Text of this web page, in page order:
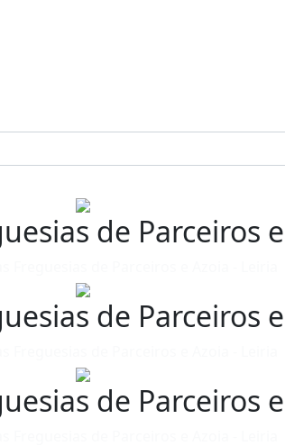
de Parceiros
de Parceiros
de Parceiros